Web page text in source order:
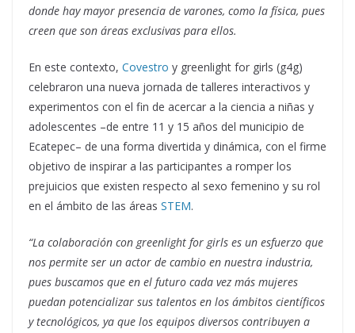
donde hay mayor presencia de varones, como la física, pues
creen que son áreas exclusivas para ellos.
En este contexto, Covestro y greenlight for girls (g4g)
celebraron una nueva jornada de talleres interactivos y
experimentos con el fin de acercar a la ciencia a niñas y
adolescentes –de entre 11 y 15 años del municipio de
Ecatepec– de una forma divertida y dinámica, con el firme
objetivo de inspirar a las participantes a romper los
prejuicios que existen respecto al sexo femenino y su rol
en el ámbito de las áreas STEM.
“La colaboración con greenlight for girls es un esfuerzo que
nos permite ser un actor de cambio en nuestra industria,
pues buscamos que en el futuro cada vez más mujeres
puedan potencializar sus talentos en los ámbitos científicos
y tecnológicos, ya que los equipos diversos contribuyen a